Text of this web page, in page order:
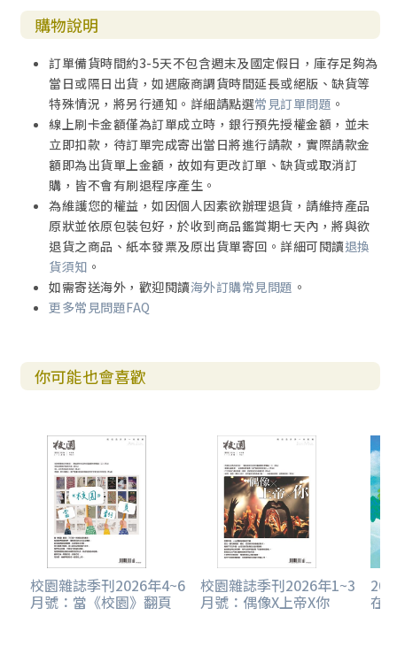
購物說明
訂單備貨時間約3-5天不包含週末及國定假日，庫存足夠為
當日或隔日出貨，如遇廠商調貨時間延長或絕版、缺貨等
特殊情況，將另行通知。詳細請點選常見訂單問題 。
線上刷卡金額僅為訂單成立時，銀行預先授權金額，並未
立即扣款，待訂單完成寄出當日將進行請款，實際請款金
額即為出貨單上金額，故如有更改訂單、缺貨或取消訂
購，皆不會有刷退程序產生。
為維護您的權益，如因個人因素欲辦理退貨，請維持產品
原狀並依原包裝包好，於收到商品鑑賞期七天內，將與欲
退貨之商品、紙本發票及原出貨單寄回。詳細可閱讀退換
貨須知 。
如需寄送海外，歡迎閱讀海外訂購常見問題 。
更多常見問題FAQ
你可能也會喜歡
校園雜誌季刊2026年4~6
月號：當《校園》翻頁
校園雜誌季刊2026年1~3
月號：偶像X上帝X你 在